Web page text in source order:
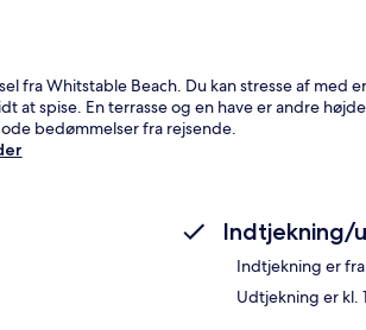
fra Whitstable Beach. Du kan stresse af med
at spise. En terrasse og en have er andre
bedømmelser fra rejsende.
Indtjekning/
Indtjekning er
Udtjekning er kl.